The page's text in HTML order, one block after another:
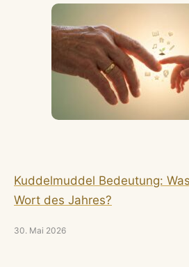
Kuddelmuddel Bedeutung:
Wort des Jahres?
30. Mai 2026